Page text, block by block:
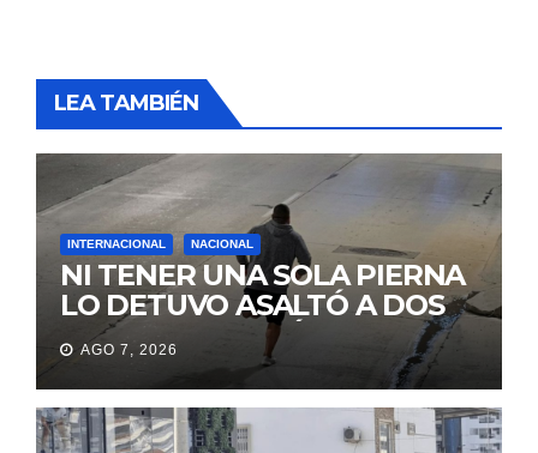
LEA TAMBIÉN
INTERNACIONAL NACIONAL
NI TENER UNA SOLA PIERNA
LO DETUVO ASALTÓ A DOS
MUJERES Y HUYÓ
BRINCANDO.
AGO 7, 2026